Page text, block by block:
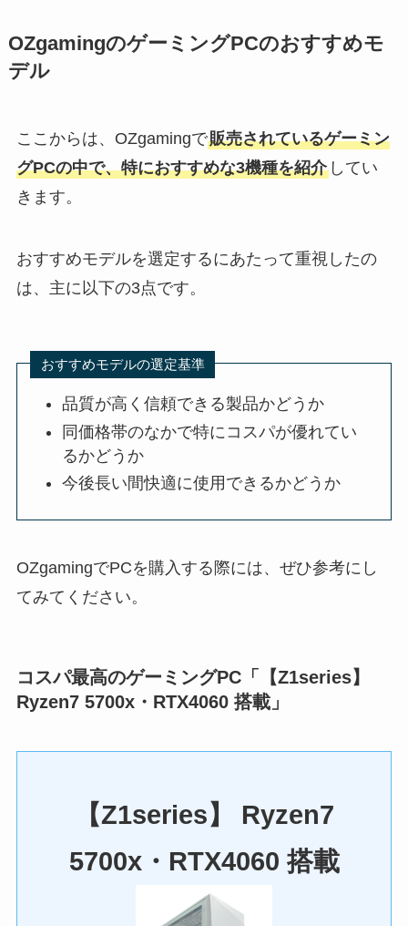
OZgamingのゲーミングPCのおすすめモ
デル
ここからは、OZgamingで販売されているゲーミン
グPCの中で、特におすすめな3機種を紹介してい
きます。
おすすめモデルを選定するにあたって重視したの
は、主に以下の3点です。
おすすめモデルの選定基準
品質が高く信頼できる製品かどうか
同価格帯のなかで特にコスパが優れてい
るかどうか
今後長い間快適に使用できるかどうか
OZgamingでPCを購入する際には、ぜひ参考にし
てみてください。
コスパ最高のゲーミングPC「【Z1series】
Ryzen7 5700x・RTX4060 搭載」
【Z1series】 Ryzen7
5700x・RTX4060 搭載